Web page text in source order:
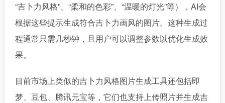
“吉卜力风格”、“柔和的色彩”、“温暖的灯光”等），AI会
根据这些提示生成符合吉卜力画风的图片。这种生成过
程通常只需几秒钟，且用户可以调整参数以优化生成效
果。
目前市场上类似的吉卜力风格图片生成工具还包括即
梦、豆包、腾讯元宝等，它们也支持上传照片并生成吉